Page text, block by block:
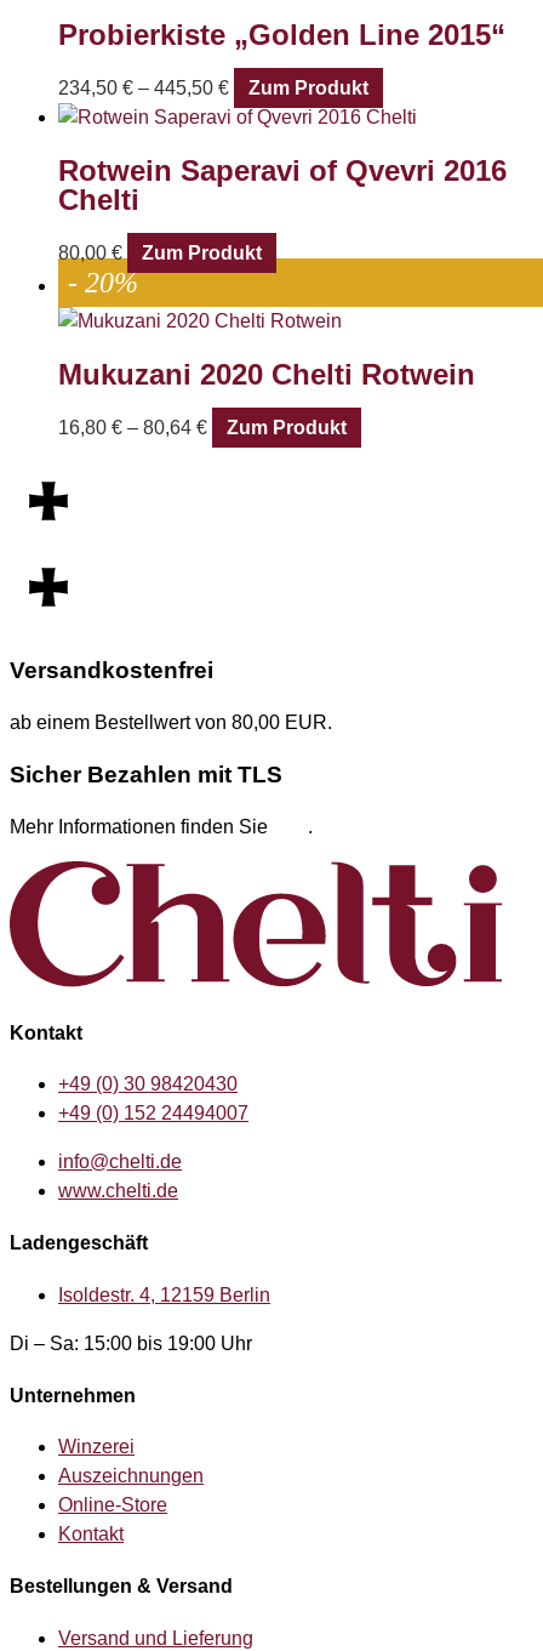
Probierkiste „Golden Line 2015“
234,50 € – 445,50 € Zum Produkt
Rotwein Saperavi of Qvevri 2016
Chelti
80,00 € Zum Produkt
- 20%
Mukuzani 2020 Chelti Rotwein
16,80 € – 80,64 € Zum Produkt
Versandkostenfrei
ab einem Bestellwert von 80,00 EUR.
Sicher Bezahlen mit TLS
Mehr Informationen finden Sie .
Kontakt
+49 (0) 30 98420430
+49 (0) 152 24494007
info@chelti.de
www.chelti.de
Ladengeschäft
Isoldestr. 4, 12159 Berlin
Di – Sa: 15:00 bis 19:00 Uhr
Unternehmen
Winzerei
Auszeichnungen
Online-Store
Kontakt
Bestellungen & Versand
Versand und Lieferung